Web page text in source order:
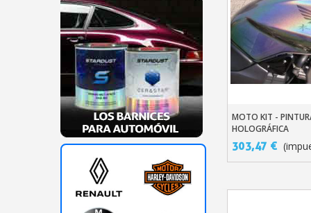
Añadir Al
MOTO KIT -
HOLOGRÁFICA
303,47 €